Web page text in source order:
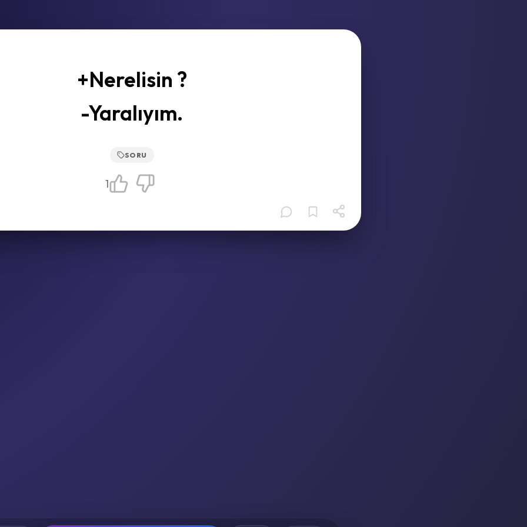
+Nerelisin ?
-Yaralıyım.
SORU
1